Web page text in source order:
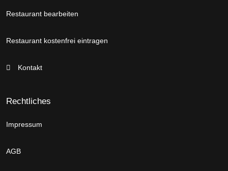
Restaurant bearbeiten
Restaurant kostenfrei eintragen
Kontakt
Rechtliches
Impressum
AGB